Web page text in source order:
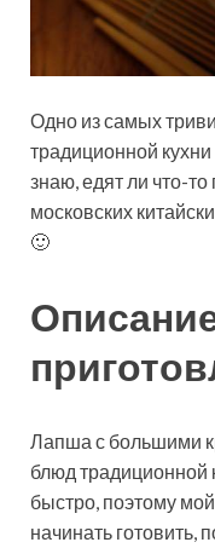
Одно из самых
традиционной
знаю, едят ли что-
московских
🙂
Лапша с большими
блюд традиционной
быстро, поэтому
начинать готовить,